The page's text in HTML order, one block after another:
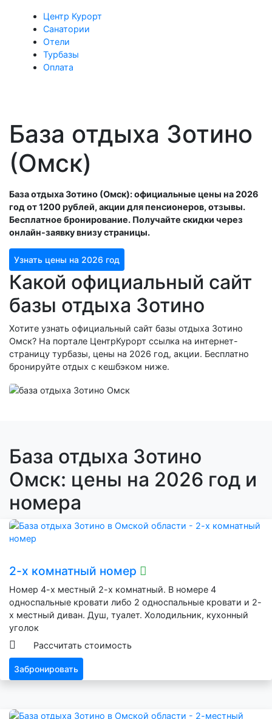
Центр Курорт
Санатории
Отели
Турбазы
Оплата
База отдыха Зотино
(Омск)
База отдыха Зотино (Омск): официальные цены на 2026
год от 1200 рублей, акции для пенсионеров, отзывы.
Бесплатное бронирование. Получайте скидки через
онлайн-заявку внизу страницы.
Узнать цены на 2026 год
Какой официальный сайт
базы отдыха Зотино
Хотите узнать официальный сайт базы отдыха Зотино
Омск? На портале ЦентрКурорт ссылка на интернет-
страницу турбазы, цены на 2026 год, акции. Бесплатно
бронируйте отдых с кешбэком ниже.
База отдыха Зотино
Омск: цены на 2026 год и
номера
2-х комнатный номер
Номер 4-х местный 2-х комнатный. В номере 4
односпальные кровати либо 2 односпальные кровати и 2-
х местный диван. Душ, туалет. Холодильник, кухонный
уголок
Рассчитать стоимость
Забронировать